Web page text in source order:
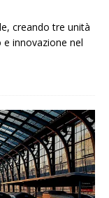
creando tre unità
innovazione nel